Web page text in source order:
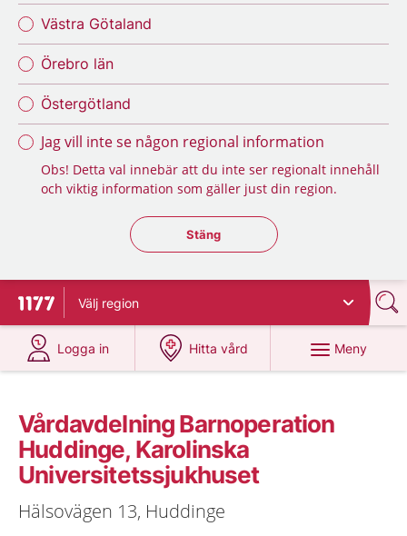
Västra Götaland
Örebro län
Östergötland
Jag vill inte se någon regional information
Obs! Detta val innebär att du inte ser regionalt innehåll
och viktig information som gäller just din region.
Stäng regionsväljaren
Stäng
Till startsidan för 1177
Välj region
Logga in
på 1177.se
Hitta vård
på 1177.se
Meny
Vårdavdelning Barnoperation
Huddinge, Karolinska
Universitetssjukhuset
Hälsovägen 13, Huddinge